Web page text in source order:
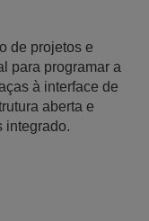
de projetos e
para programar a
à interface de
aberta e
integrado.